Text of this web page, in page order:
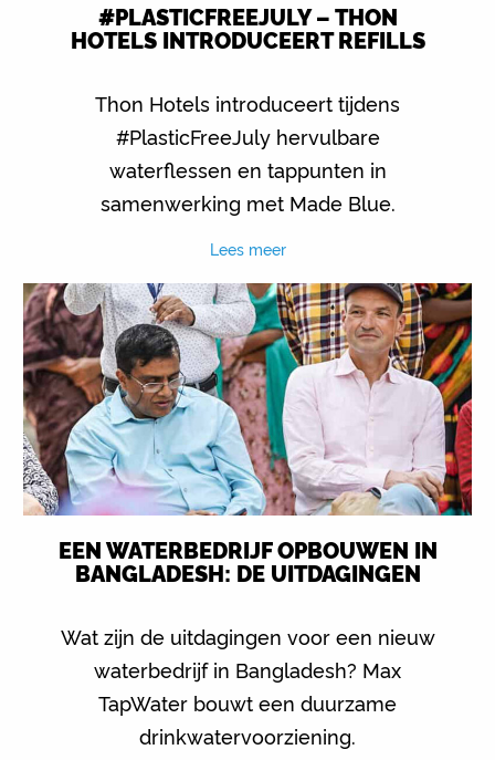
#PLASTICFREEJULY – THON
HOTELS INTRODUCEERT REFILLS
Thon Hotels introduceert tijdens
#PlasticFreeJuly hervulbare
waterflessen en tappunten in
samenwerking met Made Blue.
Lees meer
EEN WATERBEDRIJF OPBOUWEN IN
BANGLADESH: DE UITDAGINGEN
Wat zijn de uitdagingen voor een nieuw
waterbedrijf in Bangladesh? Max
TapWater bouwt een duurzame
drinkwatervoorziening.